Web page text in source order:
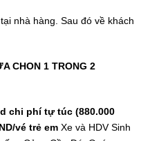
nhà hàng. Sau đó về khách
CHON 1 TRONG 2
chi phí tự túc (880.000
vé trẻ emXe và HDV Sinh